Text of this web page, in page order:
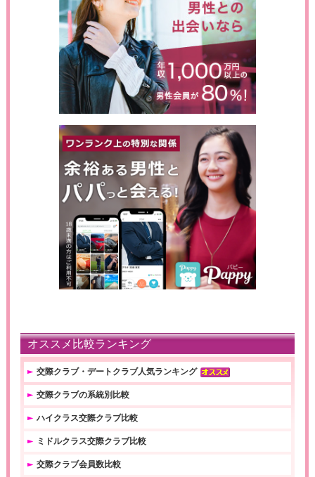
オススメ比較ランキング
交際クラブ・デートクラブ人気ランキング
交際クラブの系統別比較
ハイクラス交際クラブ比較
ミドルクラス交際クラブ比較
交際クラブ会員数比較